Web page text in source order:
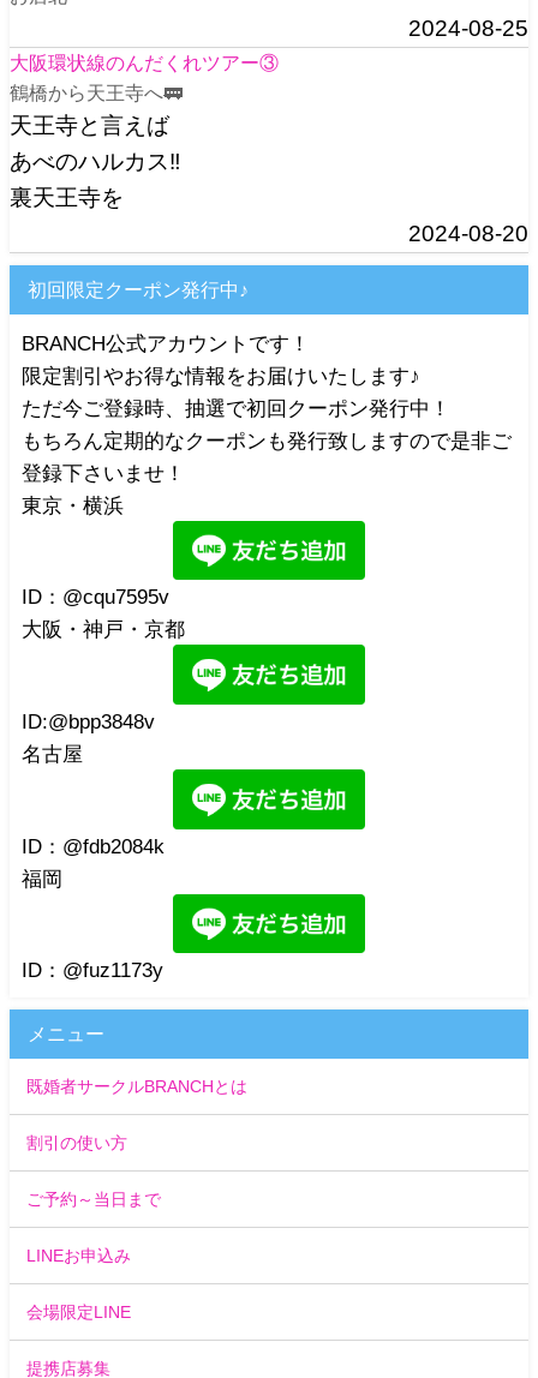
2024-08-25
大阪環状線のんだくれツアー③
鶴橋から天王寺へ🚃
天王寺と言えば
あべのハルカス‼️
裏天王寺を
2024-08-20
初回限定クーポン発行中♪
BRANCH公式アカウントです！
限定割引やお得な情報をお届けいたします♪
ただ今ご登録時、抽選で初回クーポン発行中！
もちろん定期的なクーポンも発行致しますので是非ご
登録下さいませ！
東京・横浜
ID：@cqu7595v
大阪・神戸・京都
ID:@bpp3848v
名古屋
ID：@fdb2084k
福岡
ID：@fuz1173y
メニュー
既婚者サークルBRANCHとは
割引の使い方
ご予約～当日まで
LINEお申込み
会場限定LINE
提携店募集